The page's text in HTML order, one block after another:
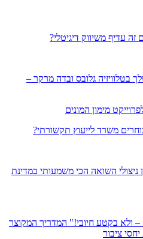
עדיף משיווק דיגיטלי?
בטלוויזיה גלובס ובדה מרקר –
משרד לייעוץ תקשורתי?
השואה הכי משמעותי במדינת
"אלוהים ישמור אנחנו בחדשות 12 – ולא בקטע חיובי!" המדריך המקוצר
ציבור